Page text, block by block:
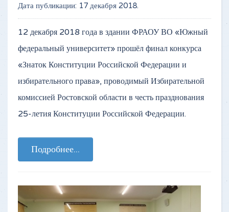
Дата публикации: 17 декабря 2018.
12 декабря 2018 года в здании ФРАОУ ВО «Южный
федеральный университет» прошёл финал конкурса
«Знаток Конституции Российской Федерации и
избирательного права», проводимый Избирательной
комиссией Ростовской области в честь празднования
25-летия Конституции Российской Федерации.
Подробнее...